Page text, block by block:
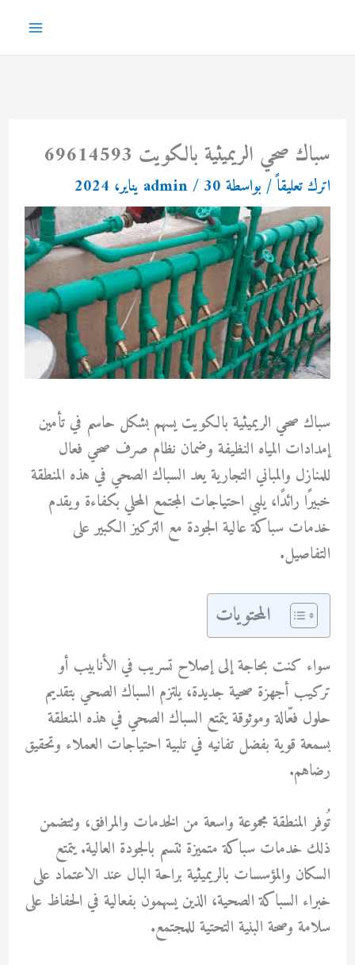
سباك صحي الريميثية بالكويت 69614593
اترك تعليقاً / بواسطة admin/ 30 يناير، 2024
سباك صحي الريميثية بالكويت يسهم بشكل حاسم في تأمين
إمدادات المياه النظيفة وضمان نظام صرف صحي فعال
للمنازل والمباني التجارية يعد السباك الصحي في هذه المنطقة
خبيرًا رائدًا، يلبي احتياجات المجتمع المحلي بكفاءة ويقدم
خدمات سباكة عالية الجودة مع التركيز الكبير على
التفاصيل.
المحتويات
سواء كنت بحاجة إلى إصلاح تسريب في الأنابيب أو
تركيب أجهزة صحية جديدة، يلتزم السباك الصحي بتقديم
حلول فعّالة وموثوقة يتمتع السباك الصحي في هذه المنطقة
بسمعة قوية بفضل تفانيه في تلبية احتياجات العملاء وتحقيق
رضاهم.
تُوفر المنطقة مجموعة واسعة من الخدمات والمرافق، وتتضمن
ذلك خدمات سباكة متميزة تتسم بالجودة العالية. يتمتع
السكان والمؤسسات بالريميثية براحة البال عند الاعتماد على
خبراء السباكة الصحية، الذين يسهمون بفعالية في الحفاظ على
سلامة وصحة البنية التحتية للمجتمع.